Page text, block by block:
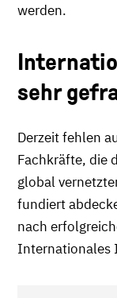
werden.
sehr
Derzeit fehlen
Fachkräfte, die
global
fundiert
nach
Internationales